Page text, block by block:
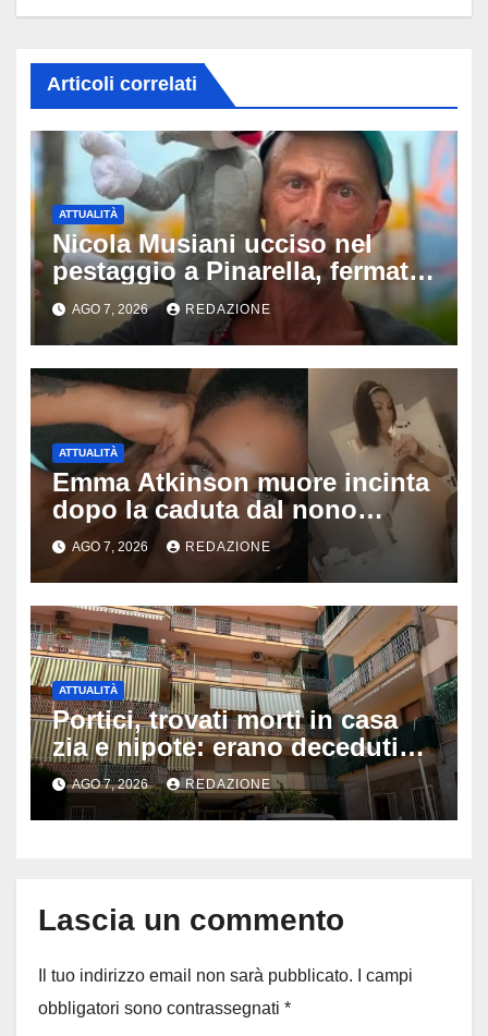
Articoli correlati
ATTUALITÀ
Nicola Musiani ucciso nel
pestaggio a Pinarella, fermati
quattro giovani: la svolta
dopo video, intercettazioni e
pedinamenti
AGO 7, 2026 REDAZIONE
ATTUALITÀ
Emma Atkinson muore incinta
dopo la caduta dal nono
piano: la figlia nasce 30 minuti
dopo e sta bene
AGO 7, 2026 REDAZIONE
ATTUALITÀ
Portici, trovati morti in casa
zia e nipote: erano deceduti
da giorni, il caldo tra le ipotesi
al vaglio
AGO 7, 2026 REDAZIONE
Lascia un commento
Il tuo indirizzo email non sarà pubblicato.
I campi
obbligatori sono contrassegnati *